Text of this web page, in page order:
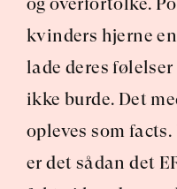
kvinders hjerne
lade deres
ikke burde. Det
opleves som
er det sådan det